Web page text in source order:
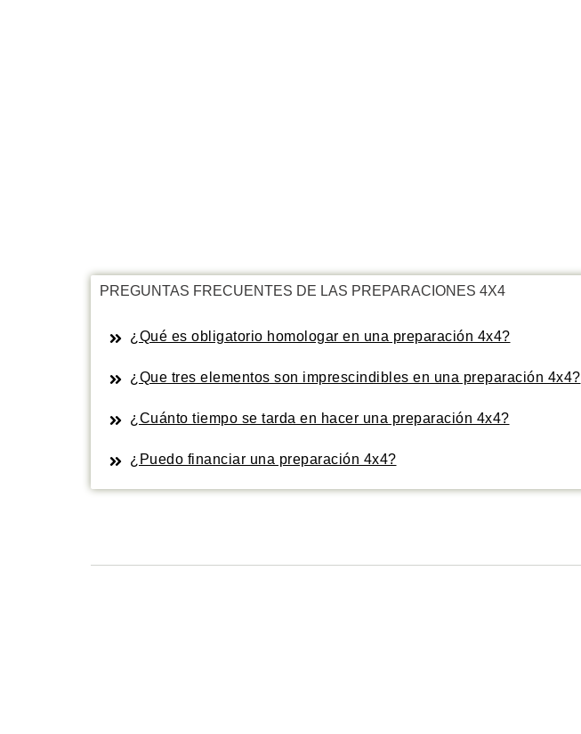
PREGUNTAS FRECUENTES DE LAS PREPARACIONES 4X4
¿Qué es obligatorio homologar en una preparación 4x4?
¿Que tres elementos son imprescindibles en una preparación 4x4?
¿Cuánto tiempo se tarda en hacer una preparación 4x4?
¿Puedo financiar una preparación 4x4?